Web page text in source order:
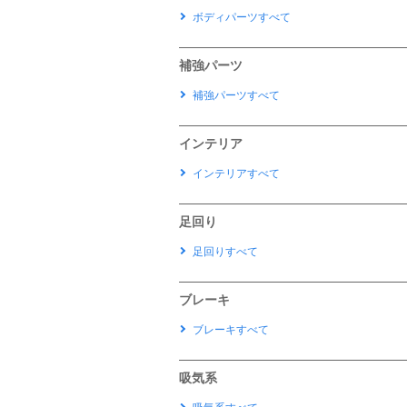
ボディパーツすべて
補強パーツ
補強パーツすべて
インテリア
インテリアすべて
足回り
足回りすべて
ブレーキ
ブレーキすべて
吸気系